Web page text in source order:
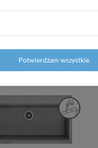
Potwierdzam wszystkie